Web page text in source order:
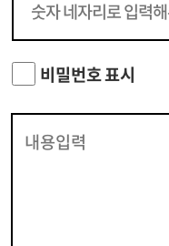
비밀번호 표시